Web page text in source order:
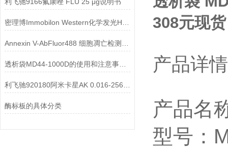
透析袋MD44-1000D的使用和注意事项说明
酶标板的具体分类
308元现货
产品详
产品名
型号：